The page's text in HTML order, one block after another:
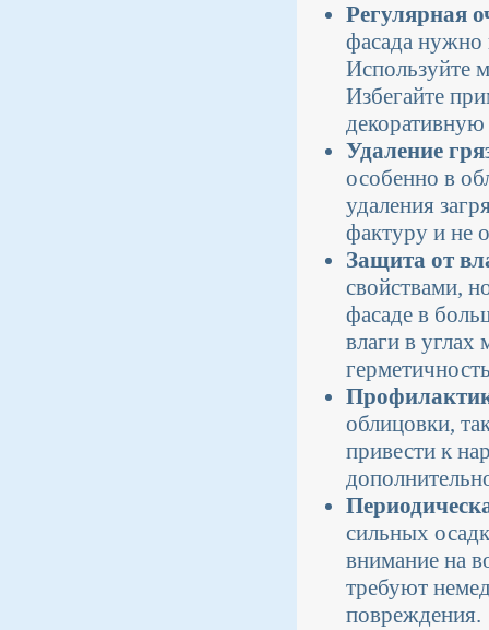
Регулярная
фасада нужно
Используйте
Избегайте
Удаление
особенно в
удаления
фактуру и не
Защита от
свойствами,
фасаде в
влаги в углах
облицовки,
привести к
сильных
внимание на
требуют
повреждения.